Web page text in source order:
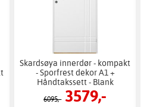
Skardsøya innerdør - kompakt
- Sporfrest dekor A1 +
Håndtakssett - Blank
6095,- 3579,-